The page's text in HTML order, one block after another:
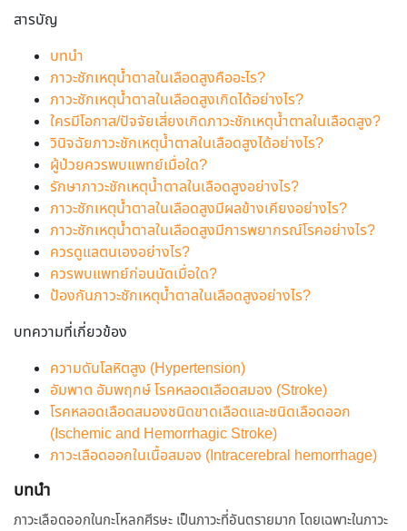
สารบัญ
บทนำ
ภาวะชักเหตุน้ำตาลในเลือดสูงคืออะไร?
ภาวะชักเหตุน้ำตาลในเลือดสูงเกิดได้อย่างไร?
ใครมีโอกาส/ปัจจัยเสี่ยงเกิดภาวะชักเหตุน้ำตาลในเลือดสูง?
วินิจฉัยภาวะชักเหตุน้ำตาลในเลือดสูงได้อย่างไร?
ผู้ป่วยควรพบแพทย์เมื่อใด?
รักษาภาวะชักเหตุน้ำตาลในเลือดสูงอย่างไร?
ภาวะชักเหตุน้ำตาลในเลือดสูงมีผลข้างเคียงอย่างไร?
ภาวะชักเหตุน้ำตาลในเลือดสูงมีการพยากรณ์โรคอย่างไร?
ควรดูแลตนเองอย่างไร?
ควรพบแพทย์ก่อนนัดเมื่อใด?
ป้องกันภาวะชักเหตุน้ำตาลในเลือดสูงอย่างไร?
บทความที่เกี่ยวข้อง
ความดันโลหิตสูง (Hypertension)
อัมพาต อัมพฤกษ์ โรคหลอดเลือดสมอง (Stroke)
โรคหลอดเลือดสมองชนิดขาดเลือดและชนิดเลือดออก
(Ischemic and Hemorrhagic Stroke)
ภาวะเลือดออกในเนื้อสมอง (Intracerebral hemorrhage)
บทนำ
ภาวะเลือดออกในกะโหลกศีรษะ เป็นภาวะที่อันตรายมาก โดยเฉพาะในภาวะ